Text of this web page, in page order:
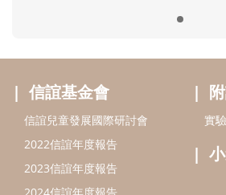
好孕袋
分齡育兒電子報
線上教養諮詢
出版服務